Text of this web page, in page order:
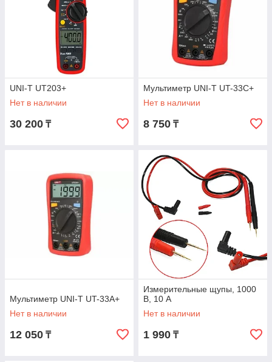
UNI-T UT203+
Нет в наличии
30 200 ₸
Мультиметр UNI-T UT-33C+
Нет в наличии
8 750 ₸
Мультиметр UNI-T UT-33A+
Нет в наличии
12 050 ₸
Измерительные щупы, 1000
В, 10 А
Нет в наличии
1 990 ₸